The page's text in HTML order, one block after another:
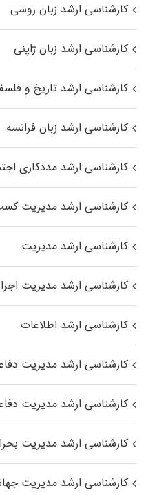
کارشناسی ارشد زبان روسی
کارشناسی ارشد زبان ژاپنی
کارشناسی ارشد تاریخ و
کارشناسی ارشد زبان فرانسه
کارشناسی ارشد مددکاری
کارشناسی ارشد مدیریت
کارشناسی ارشد مدیریت
کارشناسی ارشد مدیریت
کارشناسی ارشد اطلاعات
کارشناسی ارشد مدیریت
کارشناسی ارشد مدیریت
کارشناسی ارشد مدیریت
کارشناسی ارشد مدیریت